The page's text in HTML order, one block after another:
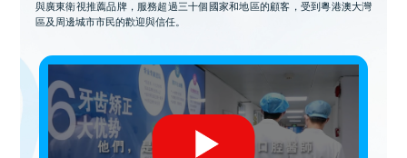
與廣東衛視推薦品牌，服務超過三十個國家和地區的顧客，受到粵港澳大灣
區及周邊城市市民的歡迎與信任。